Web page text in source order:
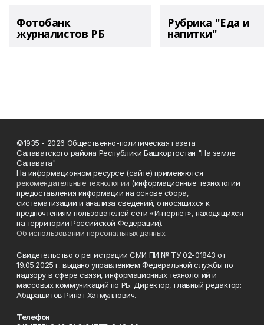
Фотобанк
журналистов РБ
Рубрика "Еда и
напитки"
©1935 - 2026 Общественно-политическая газета
Салаватского района Республики Башкортостан "На земле
Салавата"
На информационном ресурсе (сайте) применяются
рекомендательные технологии (информационные технологии
предоставления информации на основе сбора,
систематизации и анализа сведений, относящихся к
предпочтениям пользователей сети «Интернет», находящихся
на территории Российской Федерации).
Об использовании персональных данных
Свидетельство о регистрации СМИ ПИ № ТУ 02-01843 от
19.05.2025 г. выдано управлением Федеральной службы по
надзору в сфере связи, информационных технологий и
массовых коммуникаций по РБ. Директор, главный редактор:
Абдрашитов Ринат Хатмуллович.
Телефон